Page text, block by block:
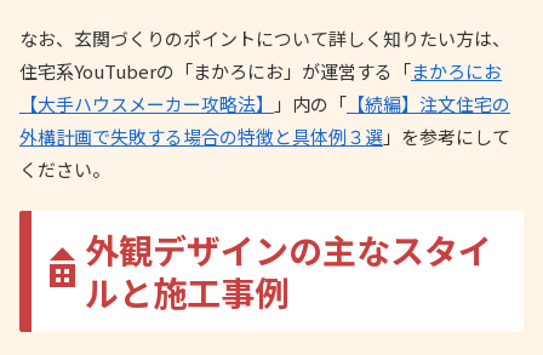
なお、玄関づくりのポイントについて詳しく知りたい方は、
住宅系YouTuberの「まかろにお」が運営する「まかろにお
【大手ハウスメーカー攻略法】
」内の「 【続編】注文住宅の
外構計画で失敗する場合の特徴と具体例３選」を参考にして
ください。
外観デザインの主なスタイ
ルと施工事例